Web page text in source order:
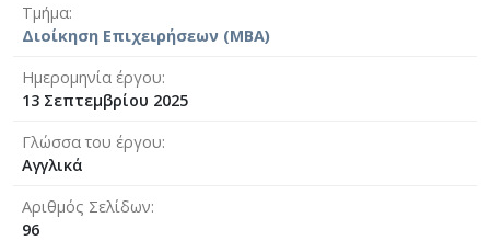
Τμήμα
Διοίκηση Επιχειρήσεων (MBA)
Ημερομηνία έργου
13 Σεπτεμβρίου 2025
Γλώσσα του έργου
Αγγλικά
Αριθμός Σελίδων
96